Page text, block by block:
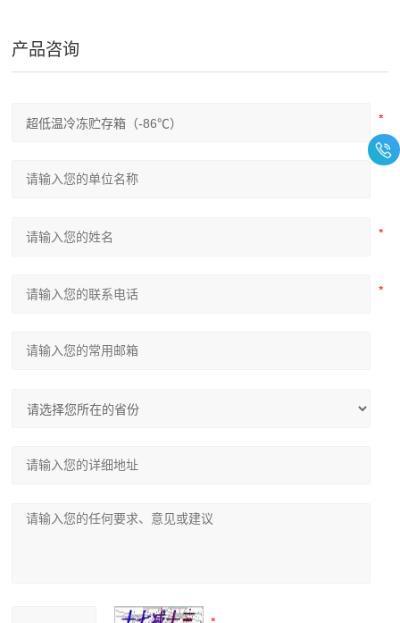
产品咨询